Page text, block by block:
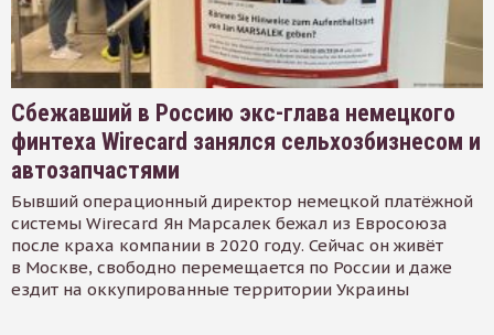
Сбежавший в Россию экс-глава немецкого
финтеха Wirecard занялся сельхозбизнесом и
автозапчастями
Бывший операционный директор немецкой платёжной
системы Wirecard Ян Марсалек бежал из Евросоюза
после краха компании в 2020 году. Сейчас он живёт
в Москве, свободно перемещается по России и даже
ездит на оккупированные территории Украины